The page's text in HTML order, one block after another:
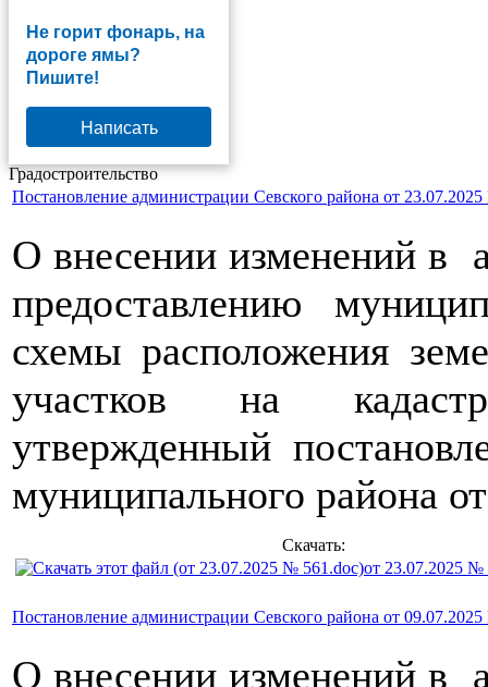
Не горит фонарь, на
дороге ямы?
Пишите!
Написать
Градостроительство
Постановление администрации Севского района от
О внесении изменений в
предоставлению
схемы расположения
участков на
утвержденный
муниципального района
Скачать:
от 23.07.2025 №
Постановление администрации Севского района от
О внесении изменений в